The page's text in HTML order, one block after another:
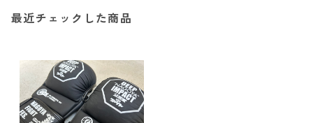
最近チェックした商品